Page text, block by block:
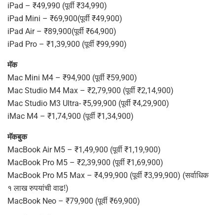
iPad – ₹49,990 (पूर्वी ₹34,990)
iPad Mini – ₹69,900(पूर्वी ₹49,900)
iPad Air – ₹89,900(पूर्वी ₹64,900)
iPad Pro – ₹1,39,900 (पूर्वी ₹99,990)
मॅक
Mac Mini M4 – ₹94,900 (पूर्वी ₹59,900)
Mac Studio M4 Max – ₹2,79,900 (पूर्वी ₹2,14,900)
Mac Studio M3 Ultra- ₹5,99,900 (पूर्वी ₹4,29,900)
iMac M4 – ₹1,74,900 (पूर्वी ₹1,34,900)
मॅकबुक
MacBook Air M5 – ₹1,49,900 (पूर्वी ₹1,19,900)
MacBook Pro M5 – ₹2,39,900 (पूर्वी ₹1,69,900)
MacBook Pro M5 Max – ₹4,99,900 (पूर्वी ₹3,99,900) (सर्वाधिक
१ लाख रुपयांची वाढ!)
MacBook Neo – ₹79,900 (पूर्वी ₹69,900)